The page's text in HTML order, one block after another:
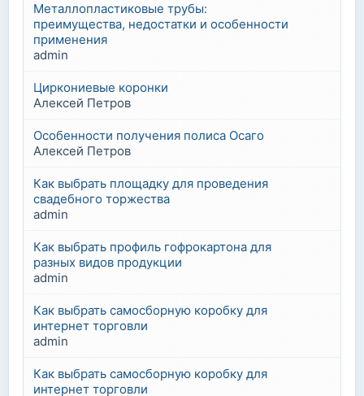
Металлопластиковые трубы:
преимущества, недостатки и особенности
применения
admin
Циркониевые коронки
Алексей Петров
Особенности получения полиса Осаго
Алексей Петров
Как выбрать площадку для проведения
свадебного торжества
admin
Как выбрать профиль гофрокартона для
разных видов продукции
admin
Как выбрать самосборную коробку для
интернет торговли
admin
Как выбрать самосборную коробку для
интернет торговли